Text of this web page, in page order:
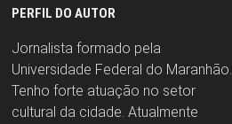
PERFIL DO AUTOR
Jornalista formado pela
Universidade Federal do Maranhão.
Tenho forte atuação no setor
cultural da cidade. Atualmente